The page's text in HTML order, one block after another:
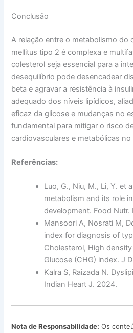
Conclusão
A relação entre o metabolismo do
mellitus tipo 2 é complexa e
colesterol seja essencial para a
desequilíbrio pode desencadear
beta e agravar a resistência à
adequado dos níveis lipídicos,
eficaz da glicose e mudanças no
fundamental para mitigar o risco
cardiovasculares e metabólicas no
Referências:
Luo, G., Niu, M., Li, Y. et
metabolism and its role
development. Food Nutr.
Mansoori A, Nosrati M,
index for diagnosis of
Cholesterol, High
Glucose (CHG) index. J
Kalra S, Raizada N.
Indian Heart J. 2024.
Nota de Responsabilidade: Os